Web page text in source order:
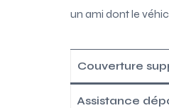
un ami dont le
Couverture
Assistance